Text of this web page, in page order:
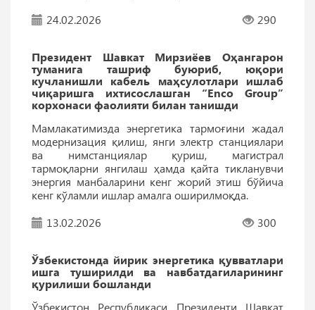
24.02.2026
290
Президент Шавкат Мирзиёев Оҳангарон
туманига ташриф буюриб, юқори
кучланишли кабель маҳсулотлари ишлаб
чиқаришга ихтисослашган “Enco Group”
корхонаси фаолияти билан танишди
Мамлакатимизда энергетика тармоғини жадал
модернизация қилиш, янги электр станциялари
ва нимстанциялар қуриш, магистрал
тармоқларни янгилаш ҳамда қайта тикланувчи
энергия манбаларини кенг жорий этиш бўйича
кенг кўламли ишлар амалга оширилмоқда.
13.02.2026
300
Ўзбекистонда йирик энергетика қувватлари
ишга туширилди ва навбатдагиларининг
қурилиши бошланди
Ўзбекистон Республикаси Президенти Шавкат